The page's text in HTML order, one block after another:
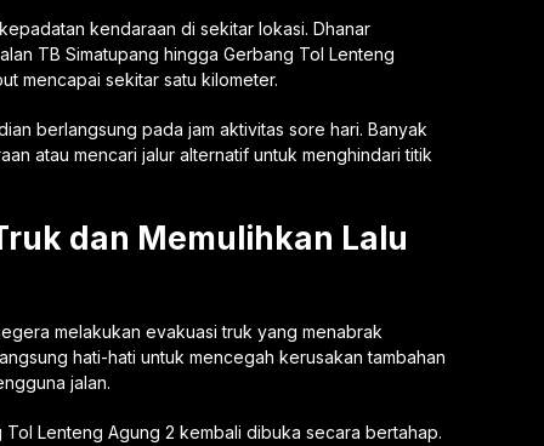
kendaraan di sekitar lokasi. Dhanar
TB Simatupang hingga Gerbang Tol Lenteng
mencapai sekitar satu kilometer.
berlangsung pada jam aktivitas sore hari. Banyak
atau mencari jalur alternatif untuk menghindari titik
dan Memulihkan Lalu
melakukan evakuasi truk yang menabrak
hati-hati untuk mencegah kerusakan tambahan
jalan.
Lenteng Agung 2 kembali dibuka secara bertahap.